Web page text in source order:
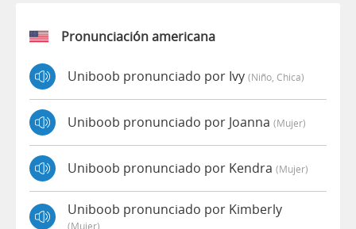
Pronunciación americana
Uniboob pronunciado por Ivy (niño, Chica)
Uniboob pronunciado por Joanna (mujer)
Uniboob pronunciado por Kendra (mujer)
Uniboob pronunciado por Kimberly
(mujer)